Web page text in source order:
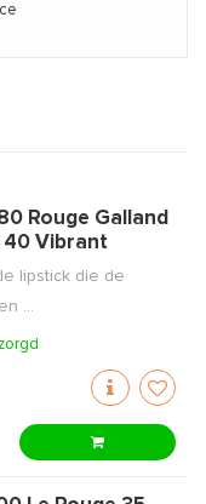
Rouge Galland
40 Vibrant
lipstick die de
...